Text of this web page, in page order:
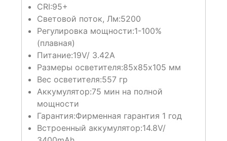
CRI:95+
Световой поток, Лм:5200
Регулировка мощности:1-100%
(плавная)
Питание:19V/ 3.42A
Размеры осветителя:85х85х105 мм
Вес осветителя:557 гр
Аккумулятор:75 мин на полной
мощности
Гарантия:Фирменная гарантия 1 год
Встроенный аккумулятор:14.8V/